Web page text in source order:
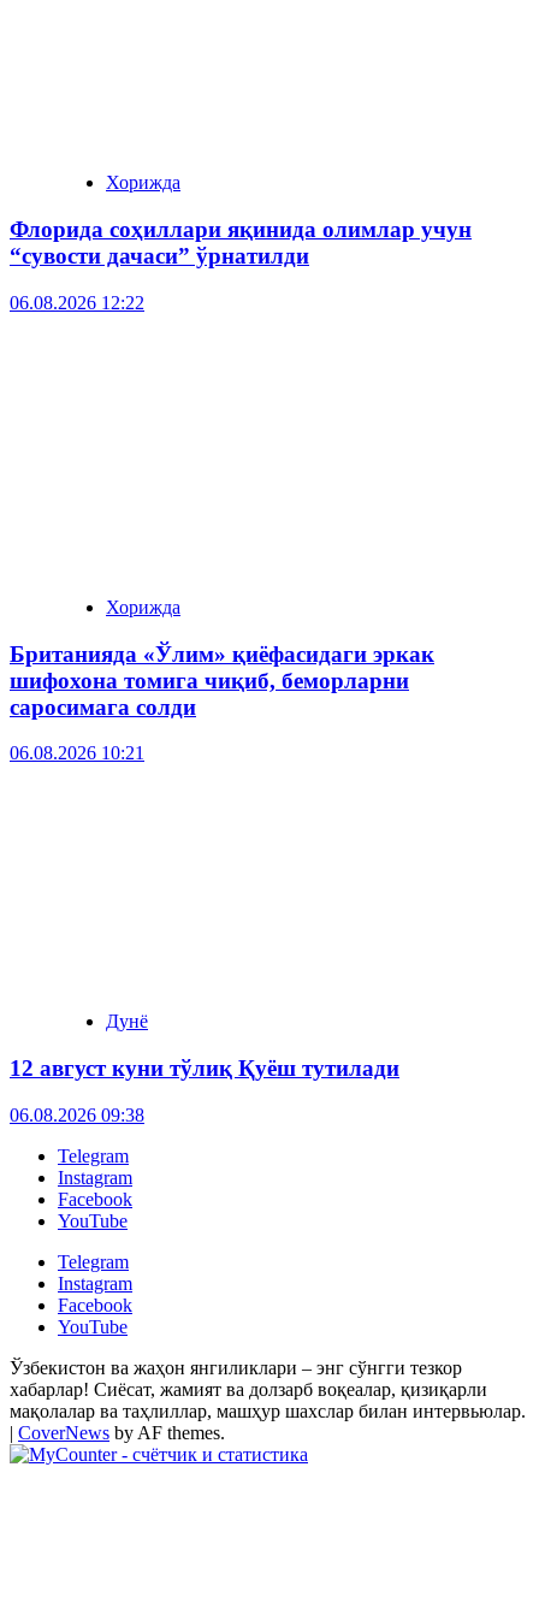
Хорижда
Флорида соҳиллари яқинида олимлар учун
“сувости дачаси” ўрнатилди
06.08.2026 12:22
Хорижда
Британияда «Ўлим» қиёфасидаги эркак
шифохона томига чиқиб, беморларни
саросимага солди
06.08.2026 10:21
Дунё
12 август куни тўлиқ Қуёш тутилади
06.08.2026 09:38
Telegram
Instagram
Facebook
YouTube
Telegram
Instagram
Facebook
YouTube
Ўзбекистон ва жаҳон янгиликлари – энг сўнгги тезкор
хабарлар! Сиёсат, жамият ва долзарб воқеалар, қизиқарли
мақолалар ва таҳлиллар, машҳур шахслар билан интервьюлар.
| CoverNews by AF themes.